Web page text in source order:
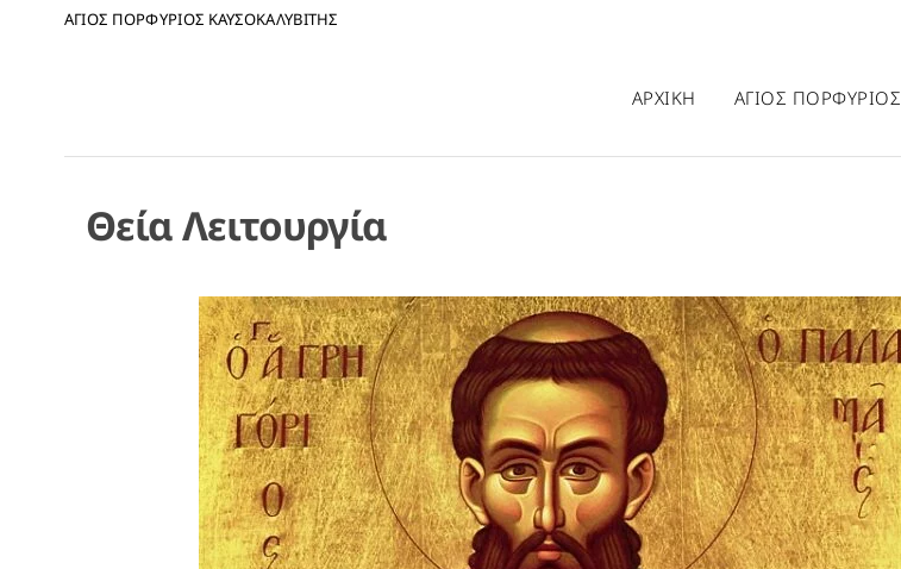
ΑΓΙΟΣ ΠΟΡΦΥΡΙΟΣ ΚΑΥΣΟΚΑΛΥΒΙΤΗΣ
ΑΡΧΙΚΗ ΑΓΙΟΣ ΠΟΡΦΥΡΙΟΣ
Θεία Λειτουργία